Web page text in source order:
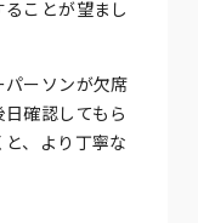
ことが望まし
ーソンが欠席
確認してもら
、より丁寧な